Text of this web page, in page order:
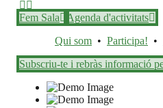
Fem Sala
Agenda d'activitats
Qui som • Participa! •
Subscriu-te i rebràs informació